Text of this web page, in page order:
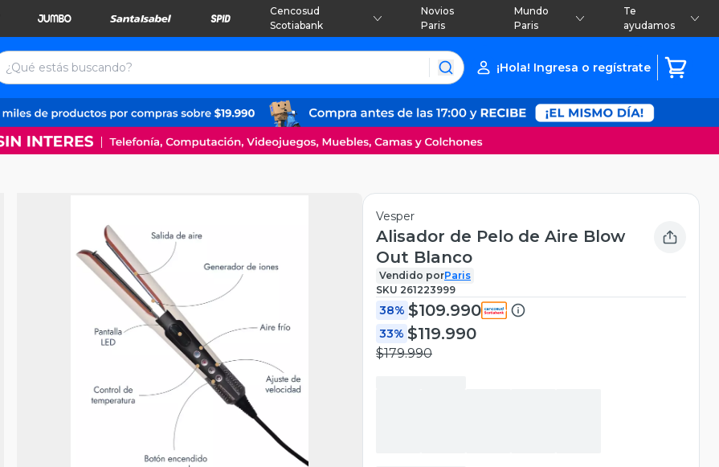
Cencosud
Scotiabank
Novios
Paris
Mundo
Paris
Te
ayudamos
¡Hola! Ingresa o regístrate
Vesper
Alisador de Pelo de Aire Blow
Out Blanco
Vendido porParis
SKU 261223999
38% $109.990
33% $119.990
$179.990